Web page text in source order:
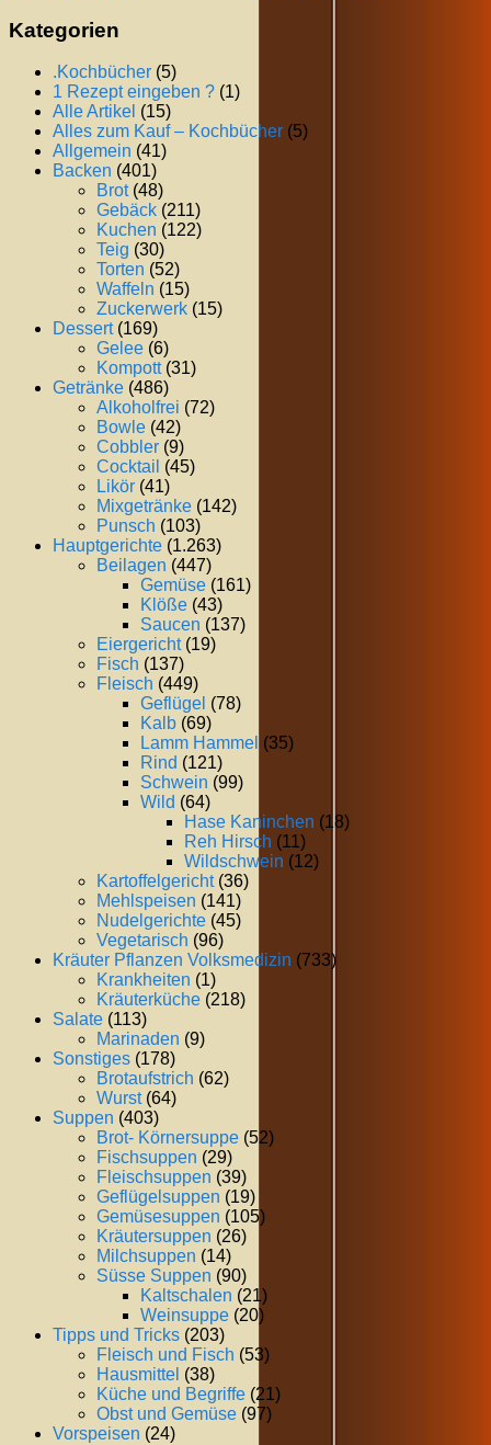
Kategorien
.Kochbücher (5)
1 Rezept eingeben ? (1)
Alle Artikel (15)
Alles zum Kauf – Kochbücher (5)
Allgemein (41)
Backen (401)
Brot(48)
Gebäck (211)
Kuchen (122)
Teig (30)
Torten (52)
Waffeln (15)
Zuckerwerk (15)
Dessert(169)
Gelee (6)
Kompott(31)
Getränke (486)
Alkoholfrei (72)
Bowle (42)
Cobbler (9)
Cocktail (45)
Likör (41)
Mixgetränke (142)
Punsch (103)
Hauptgerichte (1.263)
Beilagen (447)
Gemüse (161)
Klöße (43)
Saucen (137)
Eiergericht(19)
Fisch (137)
Fleisch (449)
Geflügel (78)
Kalb (69)
Lamm Hammel (35)
Rind (121)
Schwein (99)
Wild (64)
Hase Kaninchen (18)
Reh Hirsch (11)
Wildschwein (12)
Kartoffelgericht(36)
Mehlspeisen (141)
Nudelgerichte (45)
Vegetarisch (96)
Kräuter Pflanzen Volksmedizin (733)
Krankheiten (1)
Kräuterküche (218)
Salate (113)
Marinaden (9)
Sonstiges (178)
Brotaufstrich (62)
Wurst(64)
Suppen (403)
Brot- Körnersuppe (52)
Fischsuppen (29)
Fleischsuppen (39)
Geflügelsuppen (19)
Gemüsesuppen (105)
Kräutersuppen (26)
Milchsuppen (14)
Süsse Suppen (90)
Kaltschalen (21)
Weinsuppe (20)
Tipps und Tricks (203)
Fleisch und Fisch (53)
Hausmittel (38)
Küche und Begriffe (21)
Obst und Gemüse (97)
Vorspeisen (24)